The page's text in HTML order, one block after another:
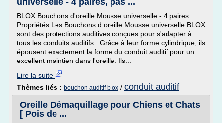
universelle - 4 paires, pas ...
BLOX Bouchons d'oreille Mousse universelle - 4 paires
Propriétés Les Bouchons d oreille Mousse universelle BLOX
sont des protections auditives conçues pour s'adapter à
tous les conduits auditifs. Grâce à leur forme cylindrique, ils
épousent exactement la forme du conduit auditif pour un
excellent maintien dans l'oreille. Ils...
Lire la suite
Thèmes liés : bouchon auditif blox / conduit auditif
Oreille Démaquillage pour Chiens et Chats
[ Pois de ...